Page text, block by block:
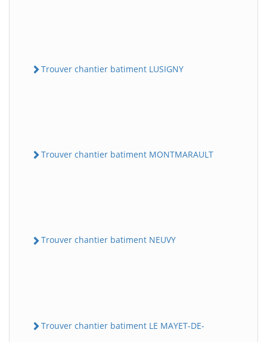
Trouver chantier batiment LUSIGNY
Trouver chantier batiment MONTMARAULT
Trouver chantier batiment NEUVY
Trouver chantier batiment LE MAYET-DE-